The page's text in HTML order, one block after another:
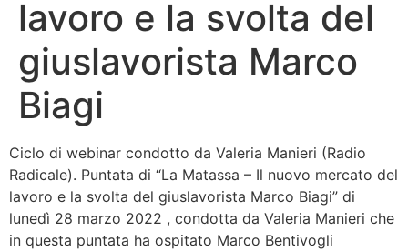
Bandolo
Connessioni
Fondazione CERM – Idee
lavoro e la svolta del
giuslavorista Marco
Biagi
Ciclo di webinar condotto da Valeria Manieri (Radio
Radicale). Puntata di “La Matassa – Il nuovo mercato del
lavoro e la svolta del giuslavorista Marco Biagi” di
lunedì 28 marzo 2022 , condotta da Valeria Manieri che
in questa puntata ha ospitato Marco Bentivogli